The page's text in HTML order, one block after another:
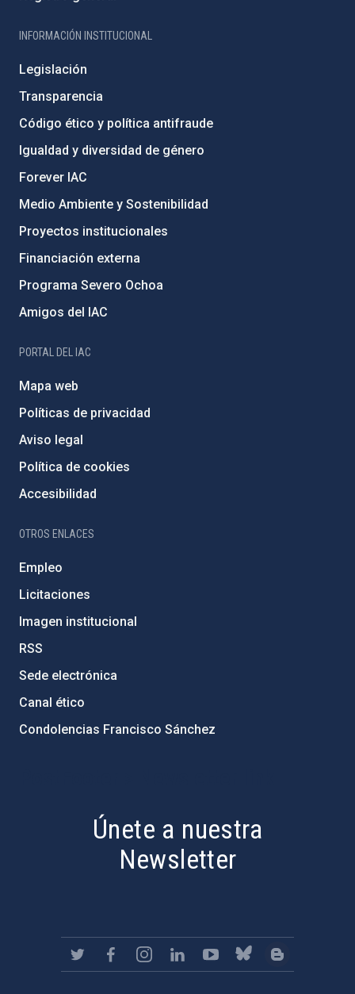
INFORMACIÓN INSTITUCIONAL
Legislación
Transparencia
Código ético y política antifraude
Igualdad y diversidad de género
Forever IAC
Medio Ambiente y Sostenibilidad
Proyectos institucionales
Financiación externa
Programa Severo Ochoa
Amigos del IAC
PORTAL DEL IAC
Mapa web
Políticas de privacidad
Aviso legal
Política de cookies
Accesibilidad
OTROS ENLACES
Empleo
Licitaciones
Imagen institucional
RSS
Sede electrónica
Canal ético
Condolencias Francisco Sánchez
Únete a nuestra
Newsletter